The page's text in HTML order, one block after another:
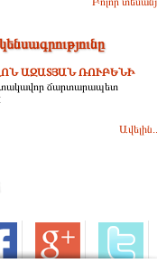
ԱԶԱՏՅԱՆ ՌՈՒԲԵՆԻ
ճարտարապետ